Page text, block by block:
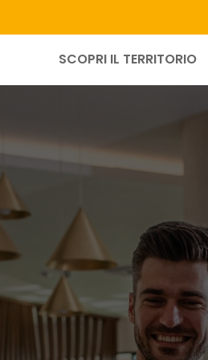
SCOPRI IL TERRITORIO